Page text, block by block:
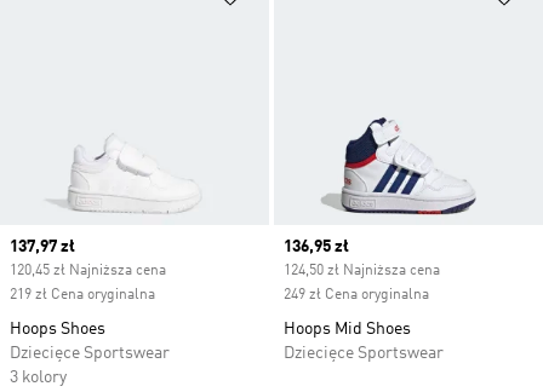
Current price
137,97 zł
120,45 zł Najniższa cena
219 zł Cena oryginalna
Hoops Shoes
Dziecięce Sportswear
3 kolory
Current price
136,95 zł
124,50 zł Najniższa cena
249 zł Cena oryginalna
Hoops Mid Shoes
Dziecięce Sportswear